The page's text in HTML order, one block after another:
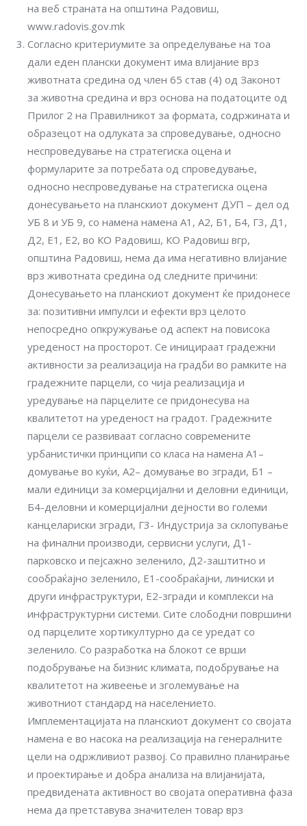
на веб страната на општина Радовиш,
www.radovis.gov.mk
Согласно критериумите за определување на тоа
дали еден плански документ има влијание врз
животната средина од член 65 став (4) од Законот
за животна средина и врз основа на податоците од
Прилог 2 на Правилникот за формата, содржината и
образецот на одлуката за спроведување, односно
неспроведување на стратегиска оцена и
формуларите за потребата од спроведување,
односно неспроведување на стратегиска оцена
донесувањето на планскиот документ ДУП – дел од
УБ 8 и УБ 9, со намена намена А1, А2, Б1, Б4, Г3, Д1,
Д2, Е1, Е2, во КО Радовиш, КО Радовиш вгр,
општина Радовиш, нема да има негативно влијание
врз животната средина од следните причини:
Донесувањето на планскиот документ ќе придонесе
за: позитивни импулси и ефекти врз целото
непосредно опкружување од аспект на повисока
уреденост на просторот. Се иницираат градежни
активности за реализација на градби во рамките на
градежните парцели, со чија реализација и
уредување на парцелите се придонесува на
квалитетот на уреденост на градот. Градежните
парцели се развиваат согласно современите
урбанистички принципи со класа на намена A1–
домување во куќи, А2– домување во згради, Б1 –
мали единици за комерцијални и деловни единици,
Б4-деловни и комерцијални дејности во големи
канцелариски згради, Г3- Индустрија за склопување
на финални производи, сервисни услуги, Д1-
парковско и пејсажно зеленило, Д2-заштитно и
сообраќајно зеленило, Е1-сообраќајни, линиски и
други инфраструктури, Е2-згради и комплекси на
инфраструктурни системи. Сите слободни површини
од парцелите хортикултурно да се уредат со
зеленило. Со разработка на блокот се врши
подобрување на бизнис климата, подобрување на
квалитетот на живеење и зголемување на
животниот стандард на населението.
Имплементацијата на планскиот документ со својата
намена е во насока на реализација на генералните
цели на одржливиот развој. Со правилно планирање
и проектирање и добра анализа на влијанијата,
предвидената активност во својата оперативна фаза
нема да претставува значителен товар врз